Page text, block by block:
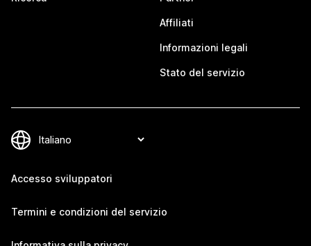
Affiliati
Informazioni legali
Stato del servizio
Accesso sviluppatori
Termini e condizioni del servizio